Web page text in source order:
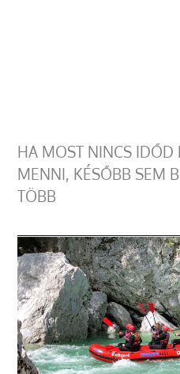
HA MOST NINCS IDŐD
MENNI, KÉSŐBB SEM
TÖBB